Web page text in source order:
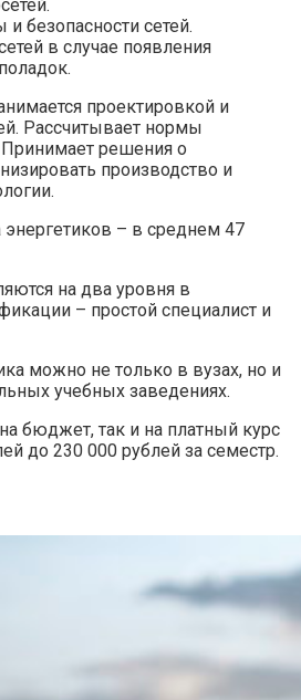
безопасности сетей.
в случае появления
проектировкой и
Рассчитывает нормы
Принимает решения о
производство и
энергетиков – в среднем 47
на два уровня в
– простой специалист и
можно не только в вузах, но и
учебных заведениях.
бюджет, так и на платный курс
до 230 000 рублей за семестр.